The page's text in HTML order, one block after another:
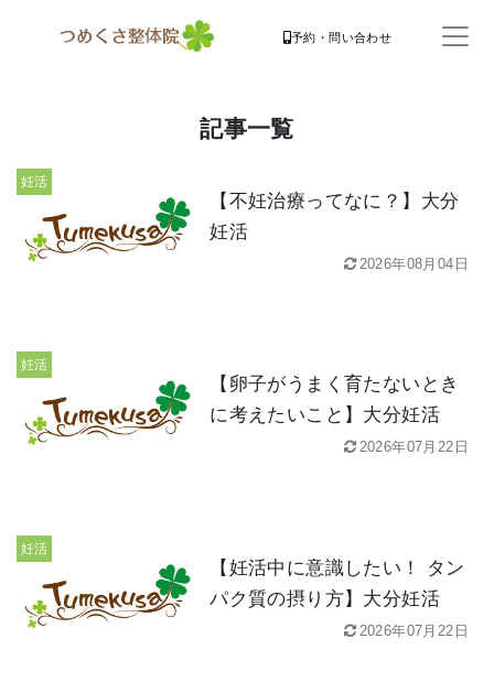
予約・問い合わせ
記事一覧
妊活
【不妊治療ってなに？】大分
妊活
2026年08月04日
妊活
【卵子がうまく育たないとき
に考えたいこと】大分妊活
2026年07月22日
妊活
【妊活中に意識したい！ タン
パク質の摂り方】大分妊活
2026年07月22日